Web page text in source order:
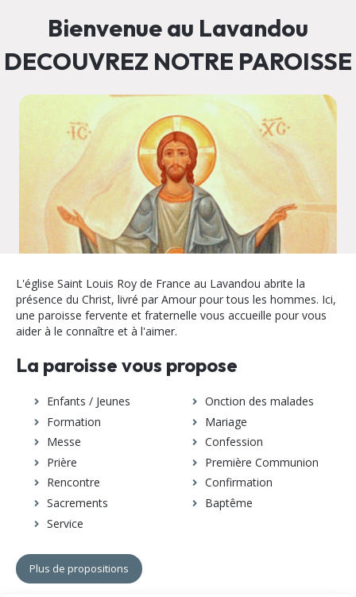
Bienvenue au Lavandou
DECOUVREZ NOTRE PAROISSE
L'église Saint Louis Roy de France au Lavandou abrite la
présence du Christ, livré par Amour pour tous les hommes. Ici,
une paroisse fervente et fraternelle vous accueille pour vous
aider à le connaître et à l'aimer.
La paroisse vous propose
Enfants / Jeunes
Formation
Messe
Prière
Rencontre
Sacrements
Service
Onction des malades
Mariage
Confession
Première Communion
Confirmation
Baptême
Plus de propositions